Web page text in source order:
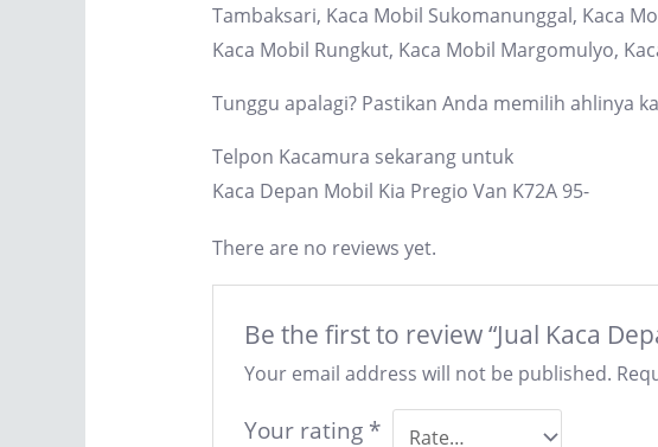
Tambaksari, Kaca Mobil Sukomanunggal, Kaca
Kaca Mobil Rungkut, Kaca Mobil Margomulyo,
Tunggu apalagi? Pastikan Anda memilih ahlinya
Telpon Kacamura sekarang untuk
Kaca Depan Mobil Kia Pregio Van K72A 95-
There are no reviews yet.
Be the first to review “Jual Kaca
Your email address will not be published.
Your rating *